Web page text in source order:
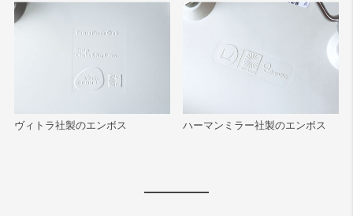
ヴィトラ社製のエンボス ハーマンミラー社製のエンボス